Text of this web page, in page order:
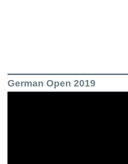
German Open 2019